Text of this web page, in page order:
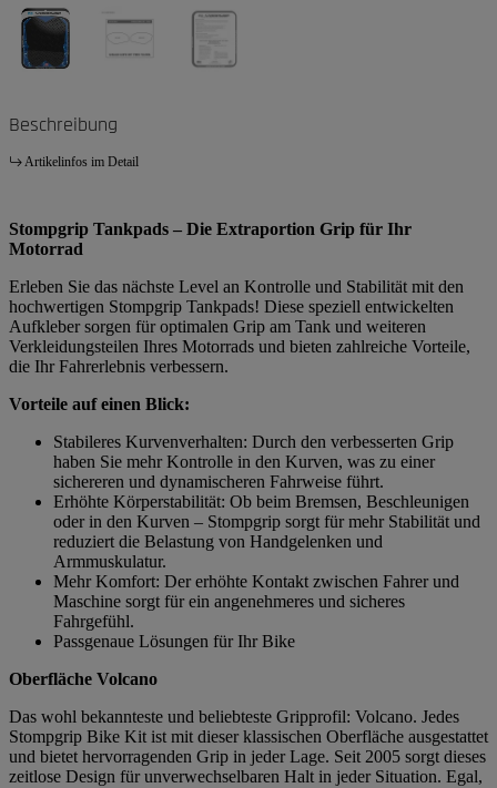
Beschreibung
Artikelinfos im Detail
Stompgrip Tankpads – Die Extraportion Grip für Ihr
Motorrad
Erleben Sie das nächste Level an Kontrolle und Stabilität mit den
hochwertigen Stompgrip Tankpads! Diese speziell entwickelten
Aufkleber sorgen für optimalen Grip am Tank und weiteren
Verkleidungsteilen Ihres Motorrads und bieten zahlreiche Vorteile,
die Ihr Fahrerlebnis verbessern.
Vorteile auf einen Blick:
Stabileres Kurvenverhalten: Durch den verbesserten Grip
haben Sie mehr Kontrolle in den Kurven, was zu einer
sichereren und dynamischeren Fahrweise führt.
Erhöhte Körperstabilität: Ob beim Bremsen, Beschleunigen
oder in den Kurven – Stompgrip sorgt für mehr Stabilität und
reduziert die Belastung von Handgelenken und
Armmuskulatur.
Mehr Komfort: Der erhöhte Kontakt zwischen Fahrer und
Maschine sorgt für ein angenehmeres und sicheres
Fahrgefühl.
Passgenaue Lösungen für Ihr Bike
Oberfläche Volcano
Das wohl bekannteste und beliebteste Gripprofil: Volcano. Jedes
Stompgrip Bike Kit ist mit dieser klassischen Oberfläche ausgestattet
und bietet hervorragenden Grip in jeder Lage. Seit 2005 sorgt dieses
zeitlose Design für unverwechselbaren Halt in jeder Situation. Egal,